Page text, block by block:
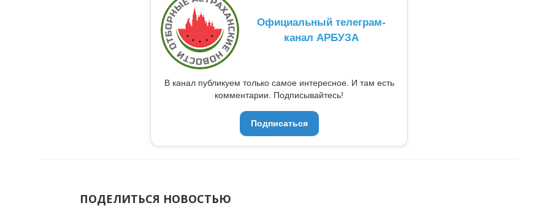
Официальный телеграм-
канал АРБУЗА
В канал публикуем только самое интересное. И там есть
комментарии. Подписывайтесь!
Подписаться
ПОДЕЛИТЬСЯ НОВОСТЬЮ